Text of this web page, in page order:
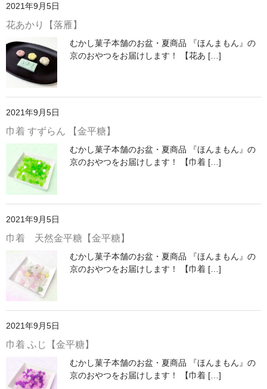
琥珀
落雁
季節限定商品「夏」
カート
ご利用ガイド
プライバシーポリシー
メンバー
お問い合せ
2021年9月5日
花あかり【落雁】
むかし菓子本舗のお盆・夏商品 『ほんまもん』の
京のおやつをお届けします！ 【花あ […]
2021年9月5日
巾着 すずらん 【金平糖】
むかし菓子本舗のお盆・夏商品 『ほんまもん』の
京のおやつをお届けします！ 【巾着 […]
2021年9月5日
巾着 天然金平糖【金平糖】
むかし菓子本舗のお盆・夏商品 『ほんまもん』の
京のおやつをお届けします！ 【巾着 […]
2021年9月5日
巾着 ふじ【金平糖】
むかし菓子本舗のお盆・夏商品 『ほんまもん』の
京のおやつをお届けします！ 【巾着 […]